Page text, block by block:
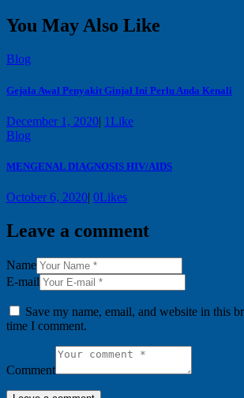
You May Also Like
Blog
Gejala Awal Penyakit Ginjal Ini Perlu Anda Kenali
December 1, 2020| 1 Like
Blog
MENGENAL DIAGNOSIS HIV/AIDS
October 6, 2020| 0Likes
Leave a comment
Name
E-mail
Save my name, email, and website in this
time I comment.
Comment